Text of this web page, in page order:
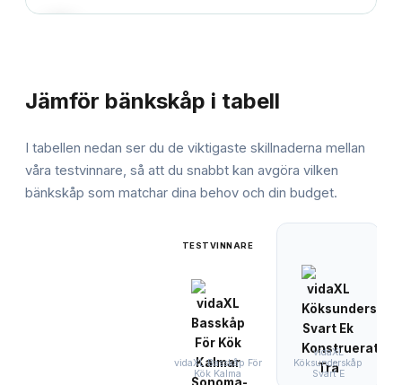
Jämför bänkskåp i tabell
I tabellen nedan ser du de viktigaste skillnaderna mellan
våra testvinnare, så att du snabbt kan avgöra vilken
bänkskåp som matchar dina behov och din budget.
TESTVINNARE
vidaXL Basskåp För
Kök Kalma
vidaXL
Köksunderskåp
Svart E